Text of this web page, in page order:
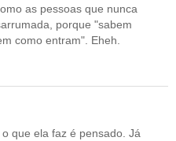
as pessoas que nunca
porque "sabem
como entram". Eheh.
que ela faz é pensado. Já